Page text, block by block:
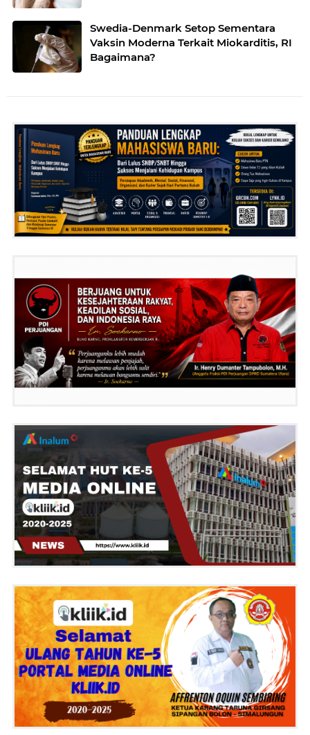
Swedia-Denmark Setop Sementara
Vaksin Moderna Terkait Miokarditis, RI
Bagaimana?